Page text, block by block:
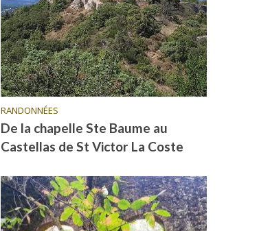
RANDONNÉES
De la chapelle Ste Baume au
Castellas de St Victor La Coste